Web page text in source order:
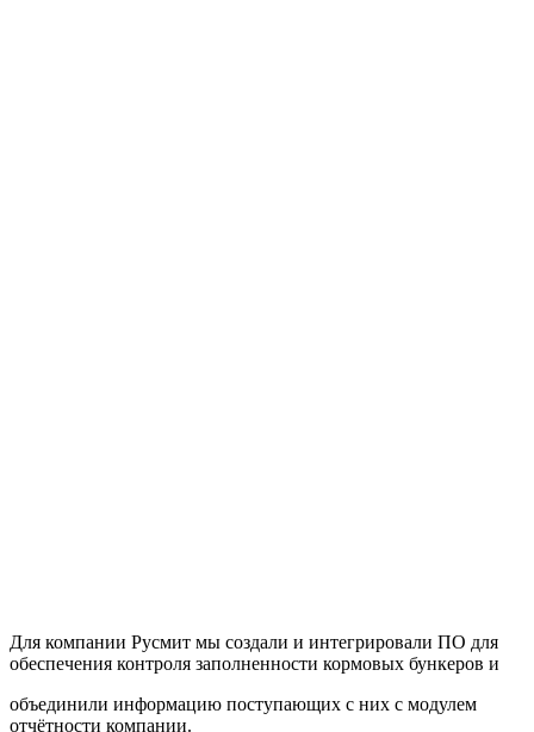
Для компании Русмит мы создали и интегрировали ПО для
обеспечения контроля заполненности кормовых бункеров и
объединили информацию поступающих с них с модулем
отчётности компании.